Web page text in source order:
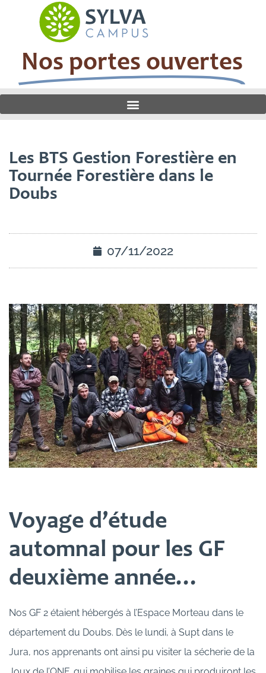
Nos portes ouvertes
Les BTS Gestion Forestière en
Tournée Forestière dans le
Doubs
07/11/2022
Voyage d’étude
automnal pour les GF
deuxième année…
Nos GF 2 étaient hébergés à l’Espace Morteau dans le
département du Doubs. Dès le lundi, à Supt dans le
Jura, nos apprenants ont ainsi pu visiter la sécherie de la